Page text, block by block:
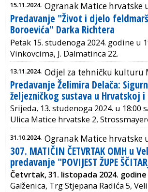
15.11.2024. Ogranak Matice hrvatske
Predavanje "Život i djelo
Boroevića" Darka Richtera
Petak 15. studenoga 2024. godine u
Vinkovcima, J. Dalmatinca 22.
13.11.2024. Odjel za tehničku kulturu
Predavanje Želimira Delača:
željezničkog sustava u Hrvatskoj
Srijeda, 13. studenoga 2024. u 18:00
Ulica Matice hrvatske 2,
31.10.2024. Ogranak Matice hrvatske
307. MATIČIN ČETVRTAK OMH u
predavanje "POVIJEST ŽUPE
Četvrtak, 31. listopada 2024.
Galženica, Trg Stjepana Radića 5,